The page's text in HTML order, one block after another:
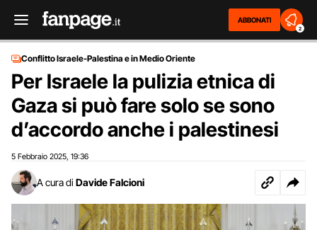
ABBONATI
2
Conflitto Israele-Palestina e in Medio Oriente
Per Israele la pulizia etnica di
Gaza si può fare solo se sono
d’accordo anche i palestinesi
5 Febbraio 2025 19:36
A cura di Davide Falcioni